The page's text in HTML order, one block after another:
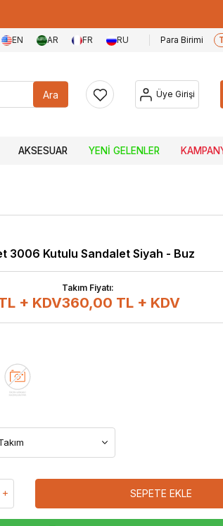
EN AR FR RU Para Birimi
Ara Üye Girişi
AKSESUAR YENI GELENLER
3006 Kutulu Sandalet Siyah - Buz
+ KDV
Takım Fiyatı:
360,00 TL + KDV
SEPETE EKLE